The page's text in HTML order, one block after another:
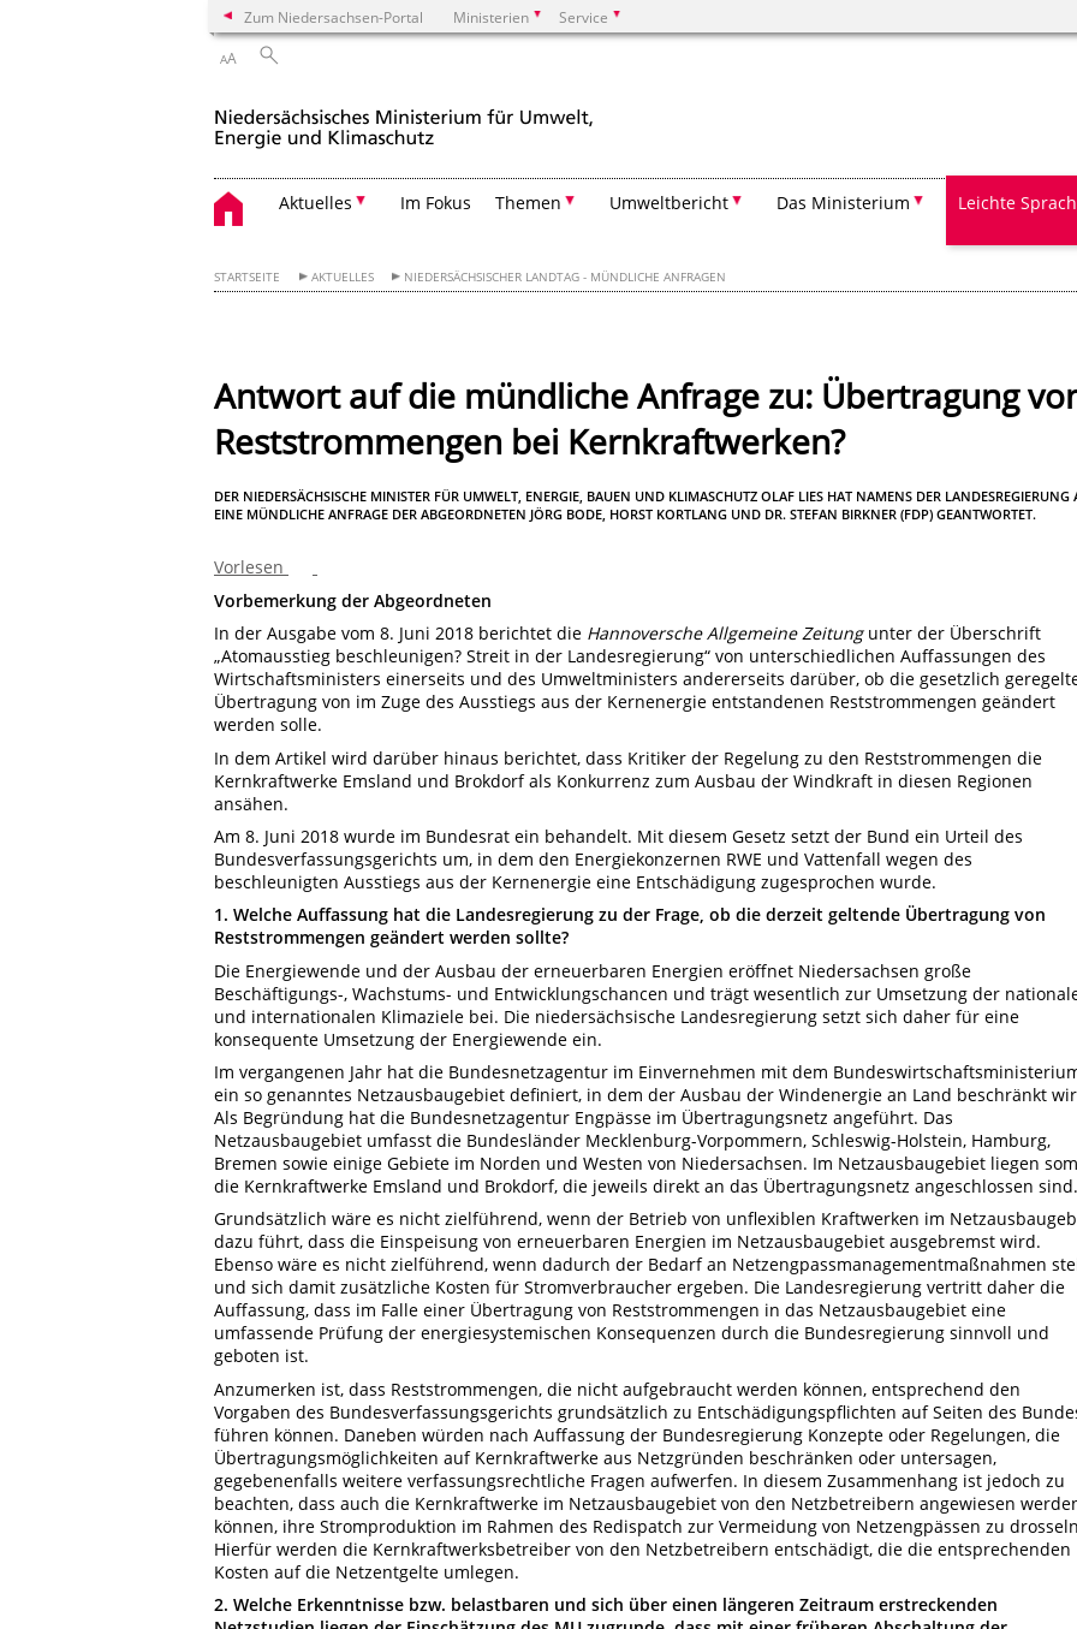
Zum Niedersachsen-Portal Ministerien Service
AA
Aktuelles Im Fokus Themen Umweltbericht Das Ministerium Leichte
STARTSEITE AKTUELLES NIEDERSÄCHSISCHER LANDTAG - MÜNDLICHE ANFRAGEN
Antwort auf die mündliche Anfrage zu: Übertragung
Reststrommengen bei Kernkraftwerken?
DER NIEDERSÄCHSISCHE MINISTER FÜR UMWELT, ENERGIE, BAUEN UND KLIMASCHUTZ OLAF LIES HAT NAMENS DER LANDESREGIERUNG
EINE MÜNDLICHE ANFRAGE DER ABGEORDNETEN JÖRG BODE, HORST KORTLANG UND DR. STEFAN BIRKNER (FDP) GEANTWORTET.
Vorlesen
Vorbemerkung der Abgeordneten
In der Ausgabe vom 8. Juni 2018 berichtet die Hannoversche Allgemeine Zeitungunter der Überschrift
„Atomausstieg beschleunigen? Streit in der Landesregierung“ von unterschiedlichen Auffassungen des
Wirtschaftsministers einerseits und des Umweltministers andererseits darüber, ob die gesetzlich
Übertragung von im Zuge des Ausstiegs aus der Kernenergie entstandenen Reststrommengen geändert
werden solle.
In dem Artikel wird darüber hinaus berichtet, dass Kritiker der Regelung zu den Reststrommengen die
Kernkraftwerke Emsland und Brokdorf als Konkurrenz zum Ausbau der Windkraft in diesen Regionen
ansähen.
Am 8. Juni 2018 wurde im Bundesrat ein behandelt. Mit diesem Gesetz setzt der Bund ein Urteil des
Bundesverfassungsgerichts um, in dem den Energiekonzernen RWE und Vattenfall wegen des
beschleunigten Ausstiegs aus der Kernenergie eine Entschädigung zugesprochen wurde.
1. Welche Auffassung hat die Landesregierung zu der Frage, ob die derzeit geltende Übertragung von
Reststrommengen geändert werden sollte?
Die Energiewende und der Ausbau der erneuerbaren Energien eröffnet Niedersachsen große
Beschäftigungs-, Wachstums- und Entwicklungschancen und trägt wesentlich zur Umsetzung der
und internationalen Klimaziele bei. Die niedersächsische Landesregierung setzt sich daher für eine
konsequente Umsetzung der Energiewende ein.
Im vergangenen Jahr hat die Bundesnetzagentur im Einvernehmen mit dem
ein so genanntes Netzausbaugebiet definiert, in dem der Ausbau der Windenergie an Land beschränkt
Als Begründung hat die Bundesnetzagentur Engpässe im Übertragungsnetz angeführt. Das
Netzausbaugebiet umfasst die Bundesländer Mecklenburg-Vorpommern, Schleswig-Holstein, Hamburg,
Bremen sowie einige Gebiete im Norden und Westen von Niedersachsen. Im Netzausbaugebiet liegen
die Kernkraftwerke Emsland und Brokdorf, die jeweils direkt an das Übertragungsnetz angeschlossen sind.
Grundsätzlich wäre es nicht zielführend, wenn der Betrieb von unflexiblen Kraftwerken im
dazu führt, dass die Einspeisung von erneuerbaren Energien im Netzausbaugebiet ausgebremst wird.
Ebenso wäre es nicht zielführend, wenn dadurch der Bedarf an Netzengpassmanagementmaßnahmen
und sich damit zusätzliche Kosten für Stromverbraucher ergeben. Die Landesregierung vertritt daher die
Auffassung, dass im Falle einer Übertragung von Reststrommengen in das Netzausbaugebiet eine
umfassende Prüfung der energiesystemischen Konsequenzen durch die Bundesregierung sinnvoll und
geboten ist.
Anzumerken ist, dass Reststrommengen, die nicht aufgebraucht werden können, entsprechend den
Vorgaben des Bundesverfassungsgerichts grundsätzlich zu Entschädigungspflichten auf Seiten des
führen können. Daneben würden nach Auffassung der Bundesregierung Konzepte oder Regelungen, die
Übertragungsmöglichkeiten auf Kernkraftwerke aus Netzgründen beschränken oder untersagen,
gegebenenfalls weitere verfassungsrechtliche Fragen aufwerfen. In diesem Zusammenhang ist jedoch zu
beachten, dass auch die Kernkraftwerke im Netzausbaugebiet von den Netzbetreibern angewiesen
können, ihre Stromproduktion im Rahmen des Redispatch zur Vermeidung von Netzengpässen zu
Hierfür werden die Kernkraftwerksbetreiber von den Netzbetreibern entschädigt, die die entsprechenden
Kosten auf die Netzentgelte umlegen.
2. Welche Erkenntnisse bzw. belastbaren und sich über einen längeren Zeitraum erstreckenden